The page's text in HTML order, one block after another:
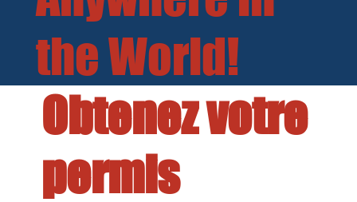
the World!
Obtenez votre
permis